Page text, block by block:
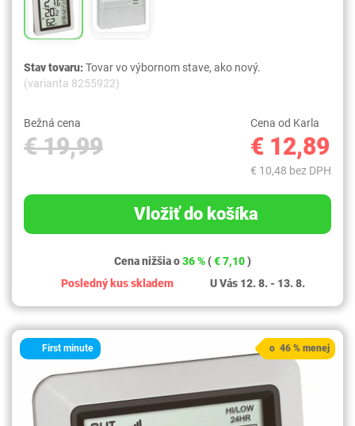
Stav tovaru:Tovar vo výbornom stave, ako nový.
(varianta 8255922)
Bežná cena
€ 19,99
Cena od Karla
€ 12,89
€ 10,48 bez DPH
Vložiť do košíka
Cena nižšia o36 % (€ 7,10)
Posledný kus skladem
U Vás 12. 8. - 13. 8.
First minute o 46 % menej